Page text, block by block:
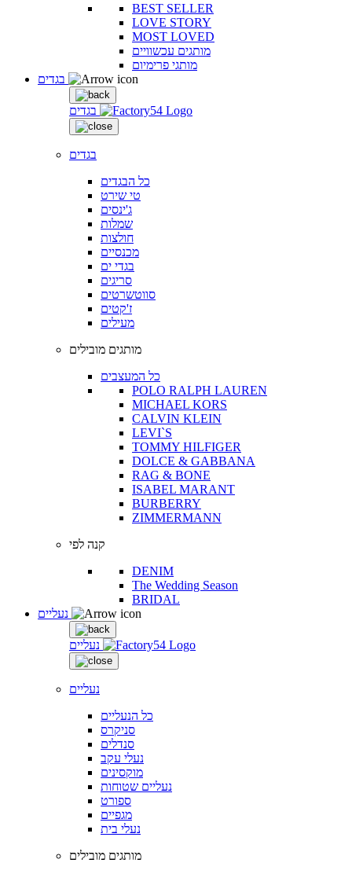
BEST SELLER
LOVE STORY
MOST LOVED
מותגים עכשוויים
מותגי פרימיום
בגדים
בגדים
כל הבגדים
טי שירט
ג'ינסים
שמלות
חולצות
מכנסיים
בגדי ים
סריגים
סווטשרטים
ז'קטים
מעילים
מותגים מובילים
כל המעצבים
POLO RALPH LAUREN
MICHAEL KORS
CALVIN KLEIN
LEVI`S
TOMMY HILFIGER
DOLCE & GABBANA
RAG & BONE
ISABEL MARANT
BURBERRY
ZIMMERMANN
קנה לפי
DENIM
The Wedding Season
BRIDAL
נעליים
נעליים
כל הנעליים
סניקרס
סנדלים
נעלי עקב
מוקסינים
נעליים שטוחות
ספורט
מגפיים
נעלי בית
מותגים מובילים